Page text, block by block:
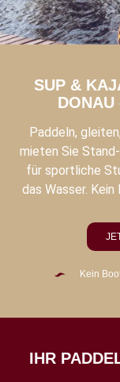
SUP &
DONAU
Paddeln,
mieten Sie
für sportliche
das Wasser.
Kein
IHR